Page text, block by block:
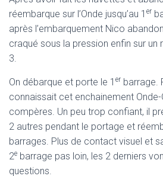
réembarque sur l’Onde jusqu’au 1 er
après l’embarquement Nico
craqué sous la pression enfin sur un
3.
On débarque et porte le 1 er barrage.
connaissait cet enchainement
compères. Un peu trop confiant, il
2 autres pendant le portage et
barrages. Plus de contact visuel et
2e barrage pas loin, les 2 derniers
questions.